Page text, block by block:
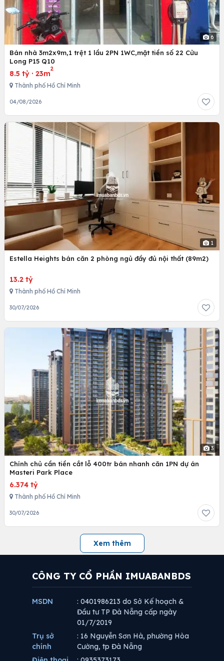
6
Bán nhà 3m2x9m,1 trệt 1 lầu 2PN 1WC,mặt tiền số 22 Cửu
Long P15 Q10
8.5 tỷ · 23m
2
Thành phố Hồ Chí Minh
04/08/2026
1
Estella Heights bán căn 2 phòng ngủ đầy đủ nội thất (89m2)
13.2 tỷ
Thành phố Hồ Chí Minh
30/07/2026
3
Chính chủ cần tiền cắt lỗ 400tr bán nhanh căn 1PN dự án
Masteri Park Place
6.374 tỷ
Thành phố Hồ Chí Minh
30/07/2026
Xem thêm
CÔNG TY CỔ PHẦN IMUABANBDS
MSDN
: 0401986213 do Sở Kế hoạch &
Đầu tư TP Đà Nẵng cấp ngày
01/7/2019
Trụ sở
chính
: 16 Nguyễn Sơn Hà, phường Hòa
Cường, tp Đà Nẵng